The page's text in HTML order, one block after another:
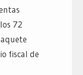
72
fiscal de